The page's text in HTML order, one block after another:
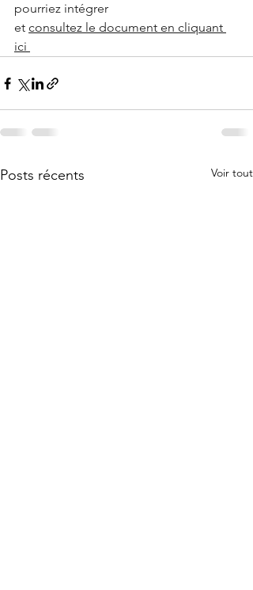
pourriez intégrer
et consultez le document en cliquant
ici
Posts récents Voir tout